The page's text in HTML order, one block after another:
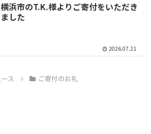
横浜市のT.K.様よりご寄付をいただき
ました
2026.07.21
ス ご寄付のお礼